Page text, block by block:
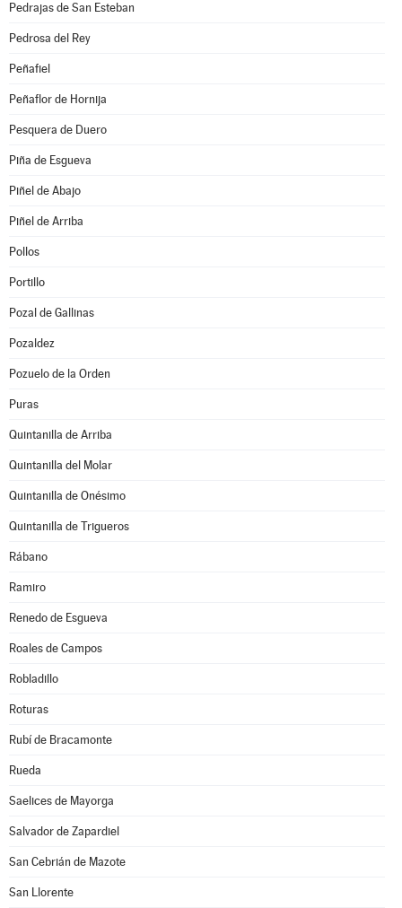
Pedrajas de San Esteban
Pedrosa del Rey
Peñafiel
Peñaflor de Hornija
Pesquera de Duero
Piña de Esgueva
Piñel de Abajo
Piñel de Arriba
Pollos
Portillo
Pozal de Gallinas
Pozaldez
Pozuelo de la Orden
Puras
Quintanilla de Arriba
Quintanilla del Molar
Quintanilla de Onésimo
Quintanilla de Trigueros
Rábano
Ramiro
Renedo de Esgueva
Roales de Campos
Robladillo
Roturas
Rubí de Bracamonte
Rueda
Saelices de Mayorga
Salvador de Zapardiel
San Cebrián de Mazote
San Llorente